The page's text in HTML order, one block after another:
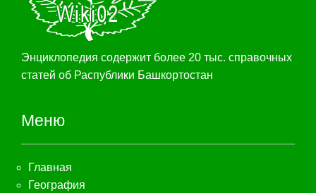
Энциклопедия содержит более 20 тыс. справочных
статей об Распублики Башкортостан
Меню
Главная
География